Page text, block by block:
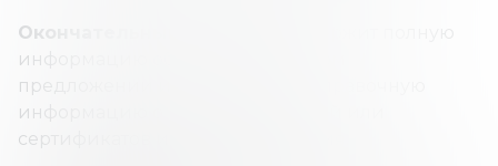
Окончательный проспект
информацию об инвестиционном
предложении и включает всю справочную
информацию о количестве акций или
сертификатов и цену размещения.